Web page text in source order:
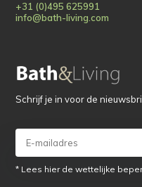
+31 (0)495 625991
info@bath-living.com
Schrijf je in voor de
* Lees hier de wettelijke